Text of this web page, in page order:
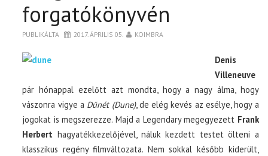
forgatókönyvén
PUBLIKÁLTA 2017. ÁPRILIS 05. KOIMBRA
Denis
Villeneuve
pár hónappal ezelőtt azt mondta, hogy a nagy álma, hogy
vászonra vigye a Dűnét (Dune), de elég kevés az esélye, hogy a
jogokat is megszerezze. Majd a Legendary megegyezett Frank
Herbert hagyatékkezelőjével, náluk kezdett testet ölteni a
klasszikus regény filmváltozata. Nem sokkal később kiderült,